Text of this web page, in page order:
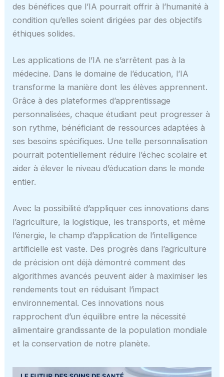
des bénéfices que l’IA pourrait offrir à l’humanité à
condition qu’elles soient dirigées par des objectifs
éthiques solides.
Les applications de l’IA ne s’arrêtent pas à la
médecine. Dans le domaine de l’éducation, l’IA
transforme la manière dont les élèves apprennent.
Grâce à des plateformes d’apprentissage
personnalisées, chaque étudiant peut progresser à
son rythme, bénéficiant de ressources adaptées à
ses besoins spécifiques. Une telle personnalisation
pourrait potentiellement réduire l’échec scolaire et
aider à élever le niveau d’éducation dans le monde
entier.
Avec la possibilité d’appliquer ces innovations dans
l’agriculture, la logistique, les transports, et même
l’énergie, le champ d’application de l’intelligence
artificielle est vaste. Des progrès dans l’agriculture
de précision ont déjà démontré comment des
algorithmes avancés peuvent aider à maximiser les
rendements tout en réduisant l’impact
environnemental. Ces innovations nous
rapprochent d’un équilibre entre la nécessité
alimentaire grandissante de la population mondiale
et la conservation de notre planète.